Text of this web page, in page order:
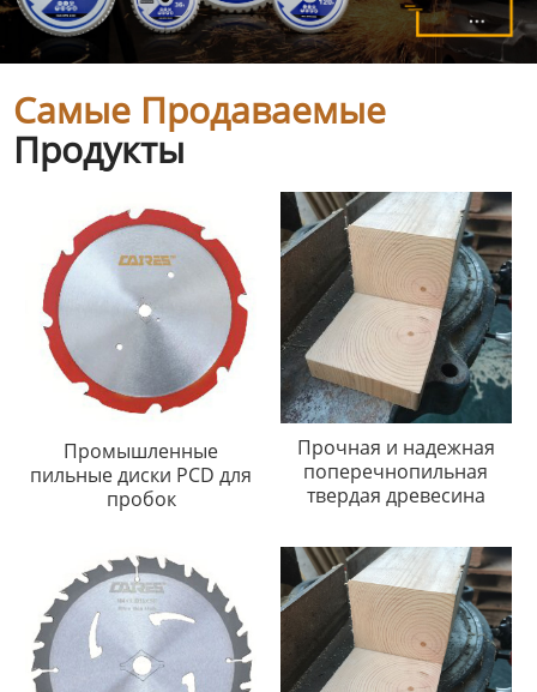
Самые Продаваемые
Продукты
Промышленные
пильные диски PCD для
пробок
Прочная и надежная
поперечнопильная
твердая древесина